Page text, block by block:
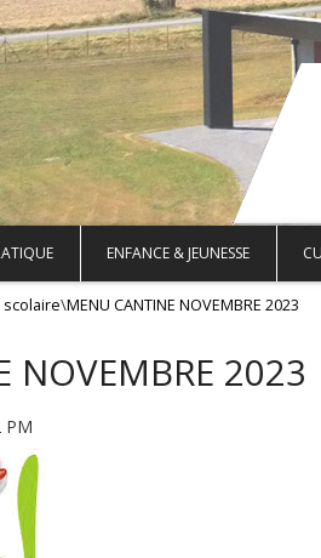
ENFANCE & JEUNESSE
\MENU CANTINE NOVEMBRE 2023
NOVEMBRE 2023
PM